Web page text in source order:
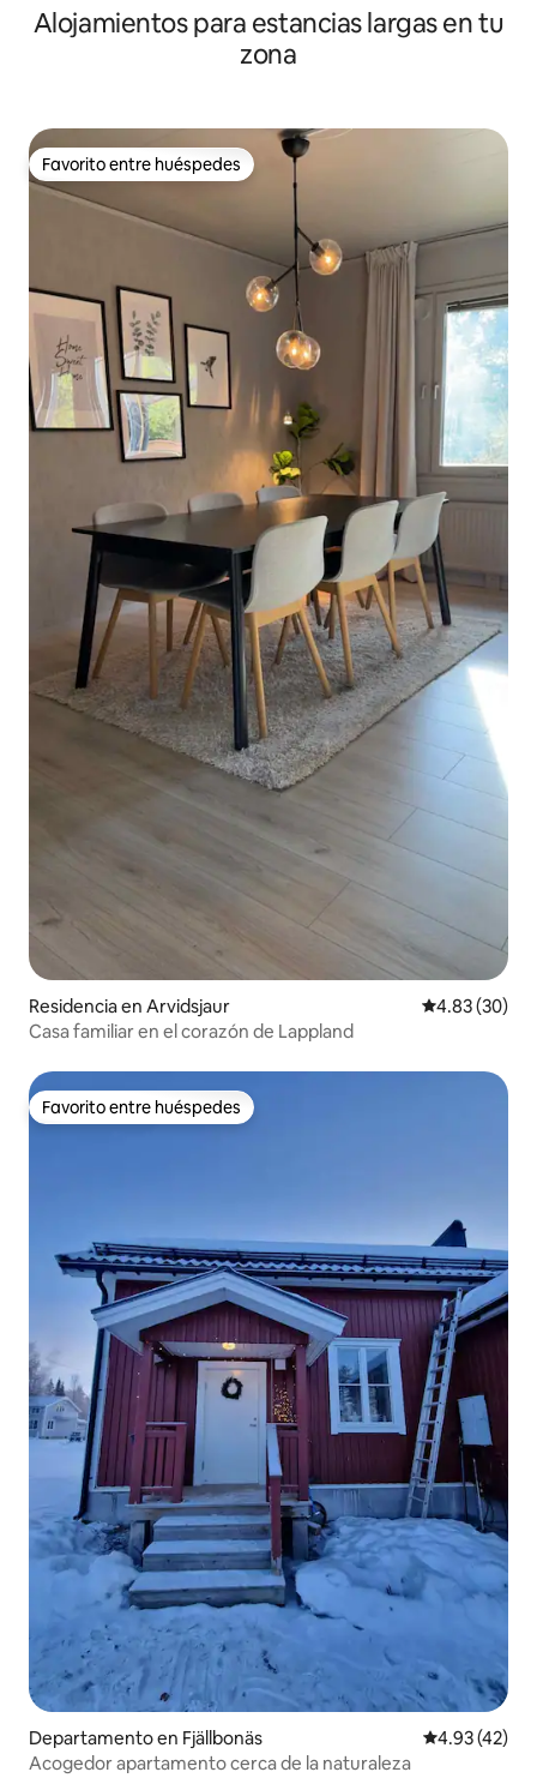
Alojamientos para estancias largas en tu
zona
Favorito entre huéspedes
Favorito entre huéspedes
Residencia en Arvidsjaur Calificación
4.83 (30)
Casa familiar en el corazón de Lappland
Favorito entre huéspedes
Favorito entre huéspedes
Departamento en Fjällbonäs Calificación
4.93 (42)
Acogedor apartamento cerca de la naturaleza